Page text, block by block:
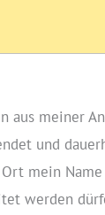
aus meiner
und
mein
werden